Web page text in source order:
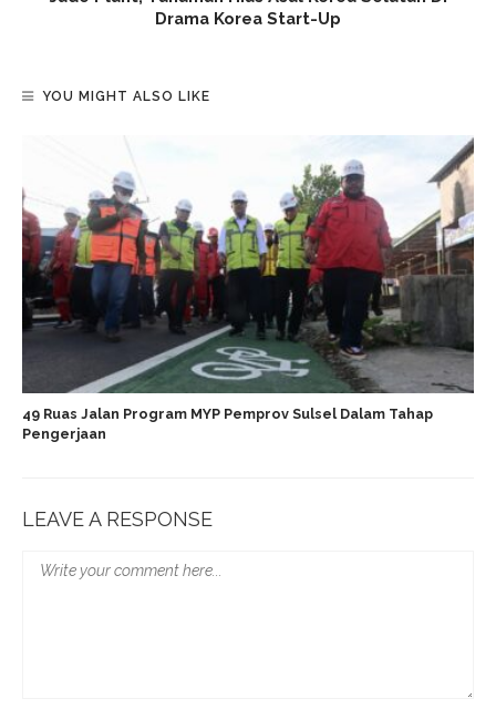
Drama Korea Start-Up
YOU MIGHT ALSO LIKE
49 Ruas Jalan Program MYP Pemprov Sulsel Dalam Tahap
Pengerjaan
LEAVE A RESPONSE